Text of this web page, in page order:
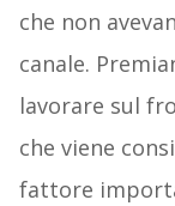
che non
canale.
lavorare sul
che viene
fattore